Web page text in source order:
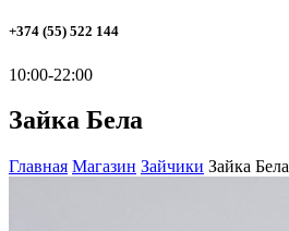
+374 (55) 522 144
10:00-22:00
Зайка Бела
Главная Магазин Зайчики Зайка Бела